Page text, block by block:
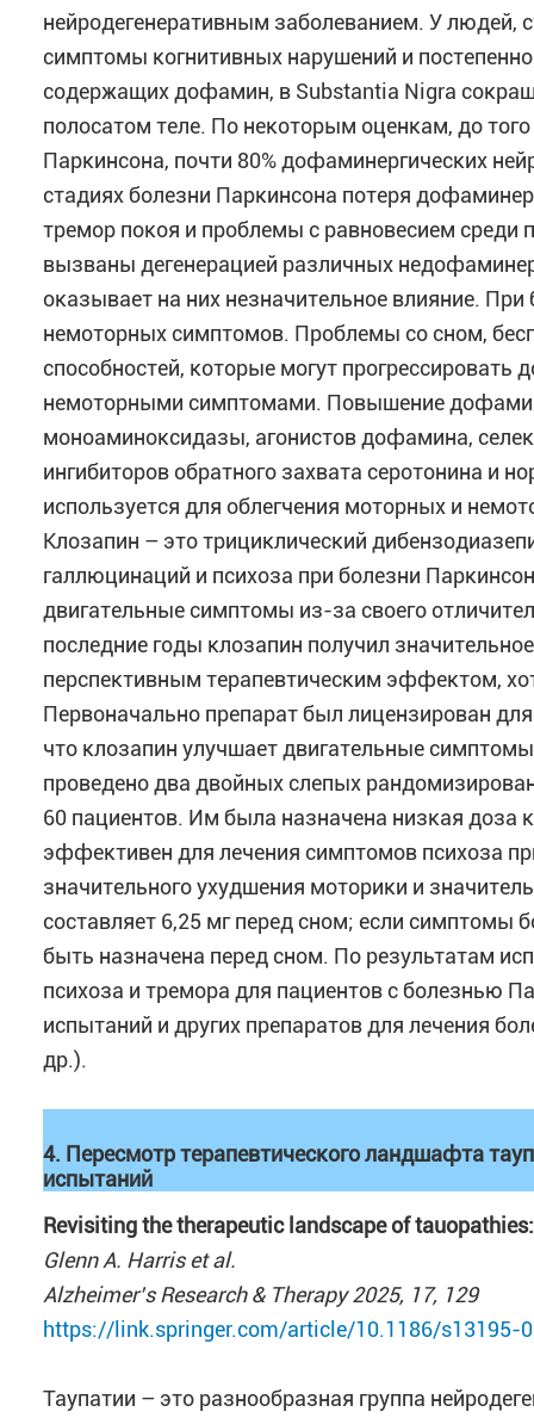
нейродегенеративным заболеванием. У
симптомы когнитивных нарушений и
содержащих дофамин, в Substantia Nigra
полосатом теле. По некоторым оценкам, до
Паркинсона, почти 80% дофаминергических
стадиях болезни Паркинсона потеря
тремор покоя и проблемы с равновесием
вызваны дегенерацией различных
оказывает на них незначительное влияние.
немоторных симптомов. Проблемы со сном,
способностей, которые могут
немоторными симптомами. Повышение
моноаминоксидазы, агонистов дофамина,
ингибиторов обратного захвата серотонина и
используется для облегчения моторных и
Клозапин – это трициклический
галлюцинаций и психоза при болезни
двигательные симптомы из-за своего
последние годы клозапин получил
перспективным терапевтическим эффектом,
Первоначально препарат был лицензирован
что клозапин улучшает двигательные
проведено два двойных слепых
60 пациентов. Им была назначена низкая доза
эффективен для лечения симптомов психоза
значительного ухудшения моторики и
составляет 6,25 мг перед сном; если
быть назначена перед сном. По результатам
психоза и тремора для пациентов с болезнью
испытаний и других препаратов для лечения
др.).
4. Пересмотр терапевтического ландшафта
испытаний
Revisiting the therapeutic landscape of
Glenn A. Harris et al.
Alzheimer’s Research & Therapy 2025, 17, 129
https://link.springer.com/article/10.1186/s13195-
Таупатии – это разнообразная группа